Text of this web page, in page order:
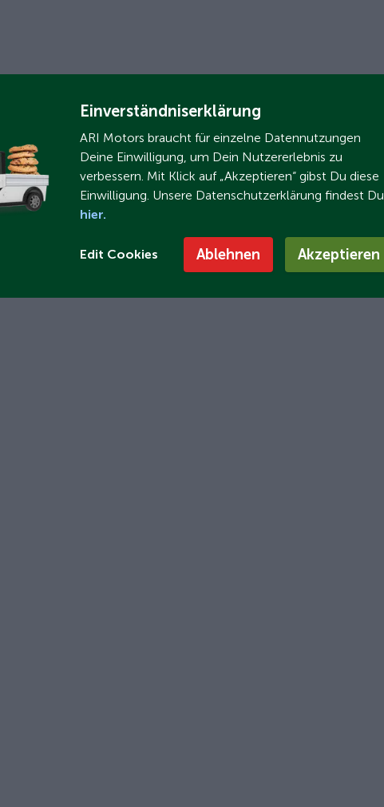
Einverständniserklärung
ARI Motors braucht für einzelne Datennutzungen
Deine Einwilligung, um Dein Nutzererlebnis zu
verbessern. Mit Klick auf „Akzeptieren“ gibst Du diese
Einwilligung. Unsere Datenschutzerklärung findest Du
hier.
Edit Cookies Ablehnen Akzeptieren